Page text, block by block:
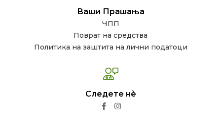
Ваши Прашања
ЧПП
Поврат на средства
Политика на заштита на лични податоци
Следете нѐ